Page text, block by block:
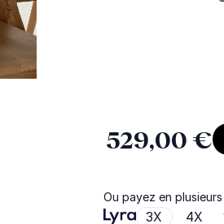
529,00 €
Ou payez en
3X 4X